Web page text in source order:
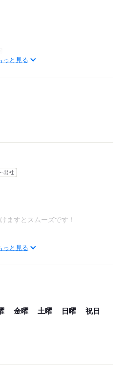
）
だし勤務1年未満は寸志）
っと見る
出社
ますとスムーズです！
2週間のみ
を年6回、年720時間まで延長可能
っと見る
金曜 土曜 日曜 祝日